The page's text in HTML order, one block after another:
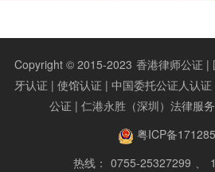
Copyright © 2015-2023 香港律师公证 |
牙认证 | 使馆认证 | 中国委托公证人认
公证 | 仁港永胜（深圳）法律服
粤ICP备
热线： 0755-25327299 、